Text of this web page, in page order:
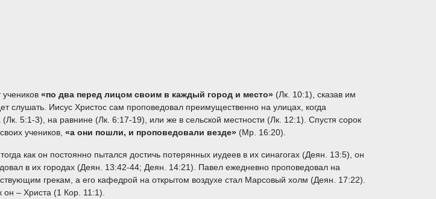
«по два перед лицом своим в каждый город и место» (Лк. 10:1), сказав им
слушать. Иисус Христос сам проповедовал преимущественно на улицах, когда
5:1-3), на равнине (Лк. 6:17-19), или же в сельской местности (Лк. 12:1). Спустя сорок
учеников, «а они пошли, и проповедовали везде» (Мр. 16:20).
он постоянно пытался достичь потерянных иудеев в их синагогах (Деян. 13:5), он
в их городах (Деян. 13:42-44; Деян. 14:21). Павел ежедневно проповедовал на
грекам, а его кафедрой на открытом воздухе стал Марсовый холм (Деян. 17:22).
– Христа (1 Кор. 11:1).